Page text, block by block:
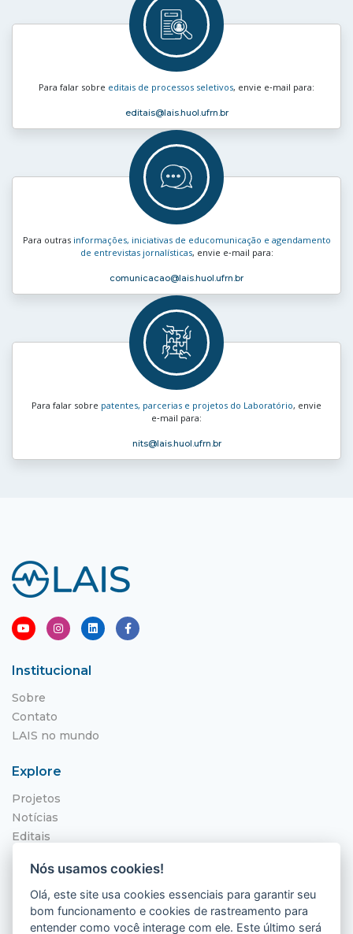
Para falar sobre editais de processos seletivos, envie e‑mail para:
editais@lais.huol.ufrn.br
Para outras informações, iniciativas de educomunicação e agendamento
de entrevistas jornalísticas, envie e‑mail para:
comunicacao@lais.huol.ufrn.br
Para falar sobre patentes, parcerias e projetos do Laboratório, envie
e‑mail para:
nits@lais.huol.ufrn.br
Institucional
Sobre
Contato
LAIS no mundo
Explore
Projetos
Notícias
Editais
Localização
Hospital Universitário Onofre Lopes - HUOL
Nós usamos cookies!
Olá, este site usa cookies essenciais para garantir seu
bom funcionamento e cookies de rastreamento para
entender como você interage com ele. Este último será